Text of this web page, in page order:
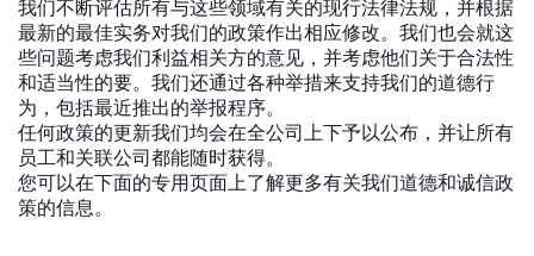
我们不断评估所有与这些领域有关的现行法律法规，并根据
最新的最佳实务对我们的政策作出相应修改。我们也会就这
些问题考虑我们利益相关方的意见，并考虑他们关于合法性
和适当性的要。我们还通过各种举措来支持我们的道德行
为，包括最近推出的举报程序。
任何政策的更新我们均会在全公司上下予以公布，并让所有
员工和关联公司都能随时获得。
您可以在下面的专用页面上了解更多有关我们道德和诚信政
策的信息。